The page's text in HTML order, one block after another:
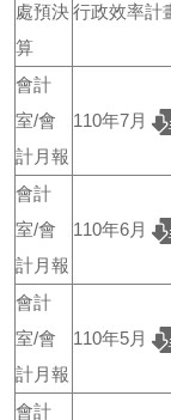
處預決
算
行政效率計
會計
室/會
計月報
110年7月
會計
室/會
計月報
110年6月
會計
室/會
計月報
110年5月
會計